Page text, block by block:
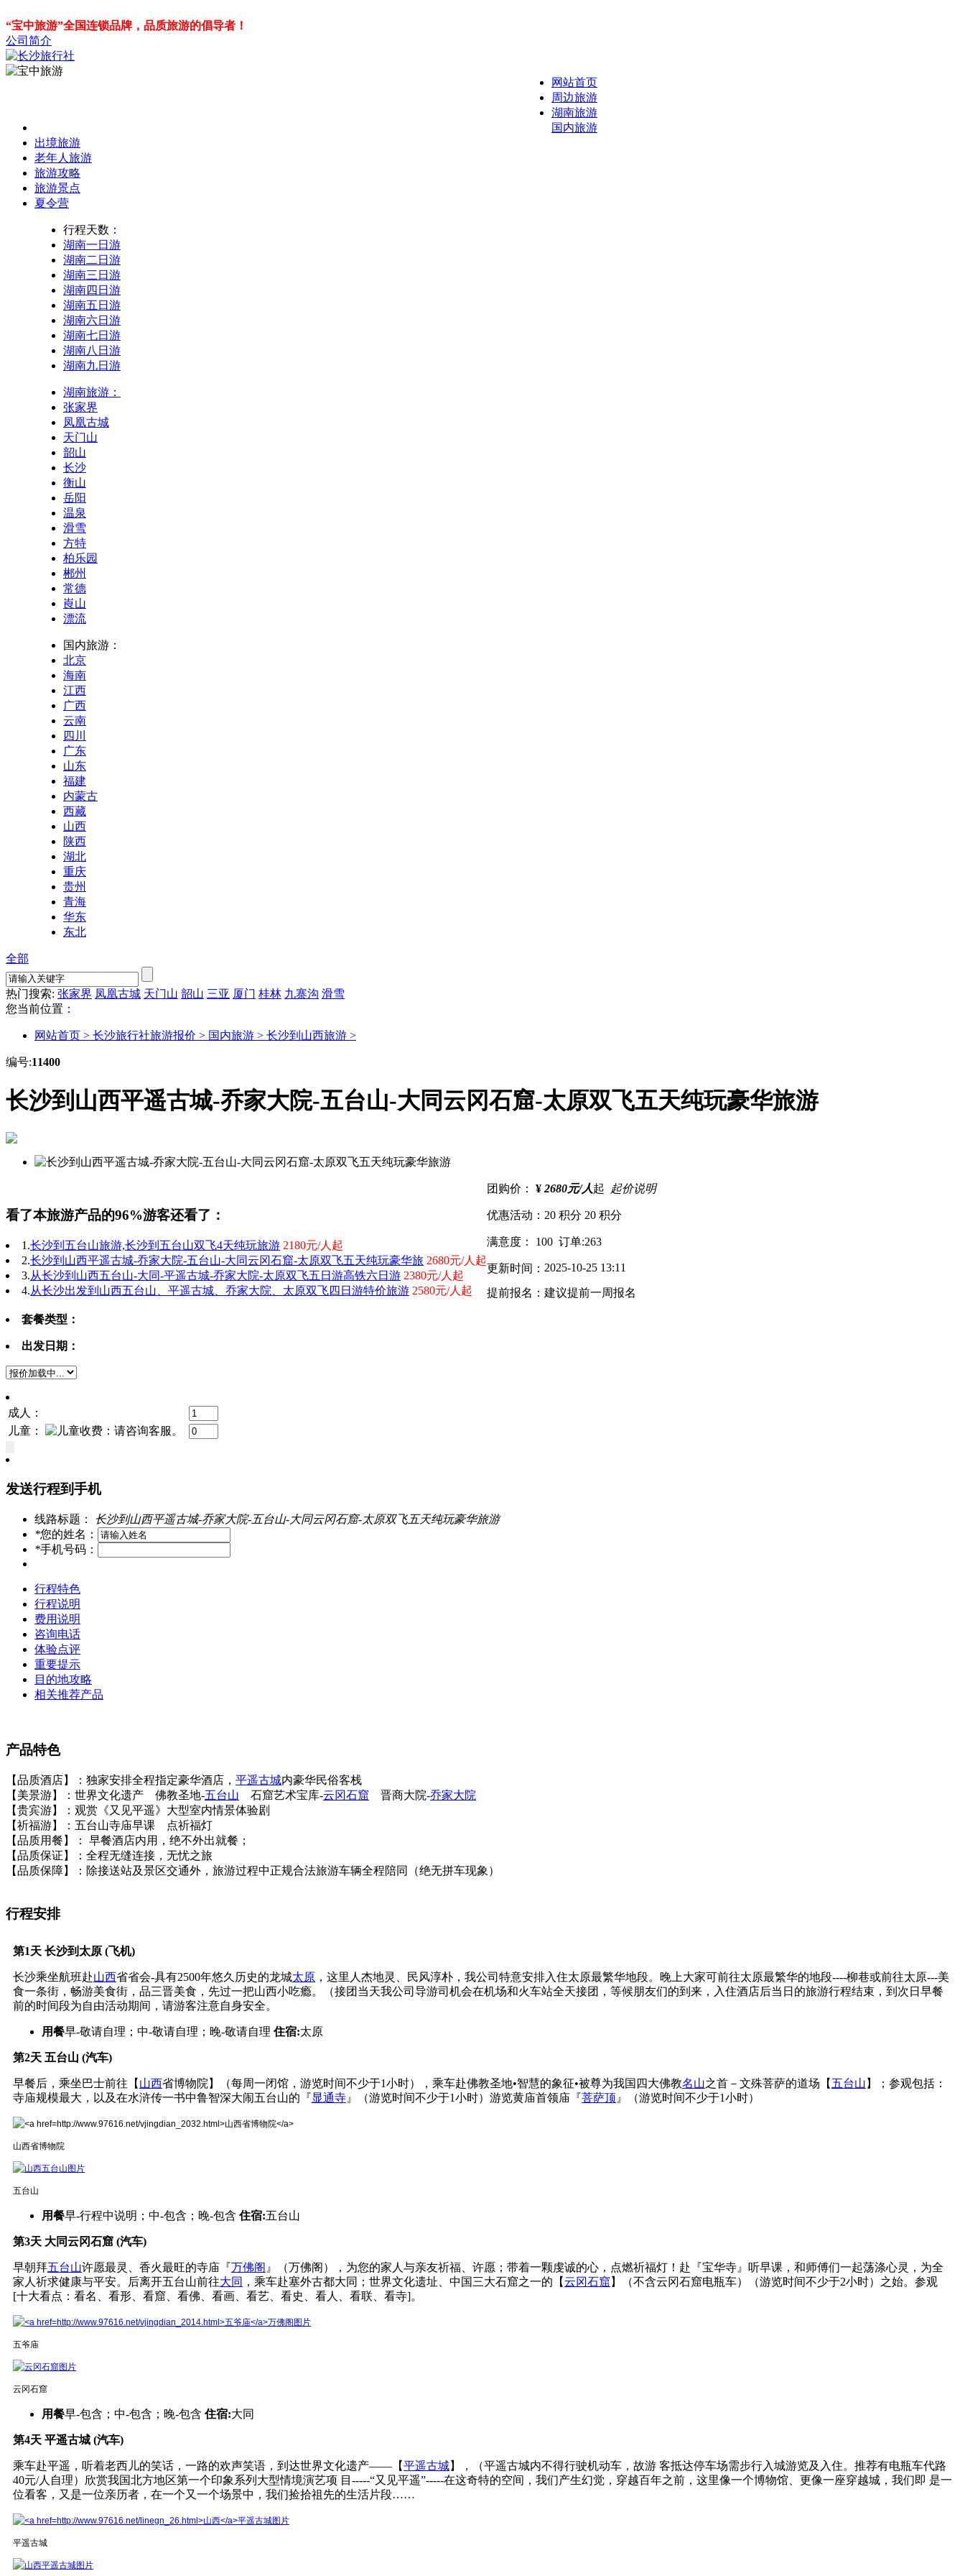
“宝中旅游”全国连锁品牌，品质旅游的倡导者！
公司简介
网站首页
周边旅游
湖南旅游
国内旅游
出境旅游
老年人旅游
旅游攻略
旅游景点
夏令营
行程天数：
湖南一日游
湖南二日游
湖南三日游
湖南四日游
湖南五日游
湖南六日游
湖南七日游
湖南八日游
湖南九日游
湖南旅游：
张家界
凤凰古城
天门山
韶山
长沙
衡山
岳阳
温泉
滑雪
方特
柏乐园
郴州
常德
崀山
漂流
国内旅游：
北京
海南
江西
广西
云南
四川
广东
山东
福建
内蒙古
西藏
山西
陕西
湖北
重庆
贵州
青海
华东
东北
全部
热门搜索: 张家界 凤凰古城 天门山 韶山 三亚 厦门 桂林 九寨沟 滑雪
您当前位置：
网站首页 > 长沙旅行社旅游报价 > 国内旅游 > 长沙到山西旅游 >
编号:11400
长沙到山西平遥古城-乔家大院-五台山-大同云冈石窟-太原双飞五天纯玩豪华旅游
看了本旅游产品的96%游客还看了：
1.长沙到五台山旅游,长沙到五台山双飞4天纯玩旅游 2180元/人起
2.长沙到山西平遥古城-乔家大院-五台山-大同云冈石窟-太原双飞五天纯玩豪华旅 2680元/人起
3.从长沙到山西五台山-大同-平遥古城-乔家大院-太原双飞五日游高铁六日游 2380元/人起
4.从长沙出发到山西五台山、平遥古城、乔家大院、太原双飞四日游特价旅游 2580元/人起
团购价： ¥ 2680元/人起 起价说明
优惠活动： 20 积分 20 积分
满意度： 100 订单:263
更新时间： 2025-10-25 13:11
提前报名：建议提前一周报名
套餐类型：
出发日期：
成人：
儿童：
发送行程到手机
线路标题：
长沙到山西平遥古城-乔家大院-五台山-大同云冈石窟-太原双飞五天纯玩豪华旅游
*您的姓名：
*手机号码：
行程特色
行程说明
费用说明
咨询电话
体验点评
重要提示
目的地攻略
相关推荐产品
产品特色
【品质酒店】：独家安排全程指定豪华酒店， 平遥古城内豪华民俗客栈
【美景游】：世界文化遗产 佛教圣地-五台山 石窟艺术宝库-云冈石窟 晋商大院-乔家大院
【贵宾游】：观赏《又见平遥》大型室内情景体验剧
【祈福游】：五台山寺庙早课 点祈福灯
【品质用餐】： 早餐酒店内用，绝不外出就餐；
【品质保证】：全程无缝连接，无忧之旅
【品质保障】：除接送站及景区交通外，旅游过程中正规合法旅游车辆全程陪同（绝无拼车现象）
行程安排
第1天 长沙到太原 (飞机)
长沙乘坐航班赴山西省省会-具有2500年悠久历史的龙城太原 ，这里人杰地灵、民风淳朴，我公司特意安排入住太原最繁华地段。晚上大家可前往太原最繁华的地段----柳巷或前往太原---美
食一条街，畅游美食街，品三晋美食，先过一把山西小吃瘾。（接团当天我公司导游司机会在机场和火车站全天接团，等候朋友们的到来，入住酒店后当日的旅游行程结束，到次日早餐
前的时间段为自由活动期间，请游客注意自身安全。
用餐早-敬请自理；中-敬请自理；晚-敬请自理 住宿:太原
第2天 五台山 (汽车)
早餐后，乘坐巴士前往【 山西省博物院】（每周一闭馆，游览时间不少于1小时），乘车赴佛教圣地•智慧的象征•被尊为我国四大佛教名山之首－文殊菩萨的道场【 五台山 】；参观包括：
寺庙规模最大，以及在水浒传一书中鲁智深大闹五台山的『显通寺 』（游览时间不少于1小时）游览黄庙首领庙『菩萨顶 』（游览时间不少于1小时）
山西省博物院
五台山
用餐早-行程中说明；中-包含；晚-包含 住宿:五台山
第3天 大同云冈石窟 (汽车)
早朝拜五台山许愿最灵、香火最旺的寺庙『万佛阁 』（万佛阁），为您的家人与亲友祈福、许愿；带着一颗虔诚的心，点燃祈福灯！赴『宝华寺』听早课，和师傅们一起荡涤心灵，为全
家人祈求健康与平安。后离开五台山前往大同 ，乘车赴塞外古都大同；世界文化遗址、中国三大石窟之一的【云冈石窟 】（不含云冈石窟电瓶车）（游览时间不少于2小时）之始。参观
[十大看点：看名、看形、看窟、看佛、看画、看艺、看史、看人、看联、看寺]。
五爷庙
云冈石窟
用餐早-包含；中-包含；晚-包含 住宿:大同
第4天 平遥古城 (汽车)
乘车赴平遥，听着老西儿的笑话，一路的欢声笑语，到达世界文化遗产——【平遥古城】，（平遥古城内不得行驶机动车，故游 客抵达停车场需步行入城游览及入住。推荐有电瓶车代路
40元/人自理）欣赏我国北方地区第一个印象系列大型情境演艺项 目-----“又见平遥”-----在这奇特的空间，我们产生幻觉，穿越百年之前，这里像一个博物馆、更像一座穿越城，我们即 是一
位看客，又是一位亲历者，在一个又一个场景中，我们捡拾祖先的生活片段……
平遥古城